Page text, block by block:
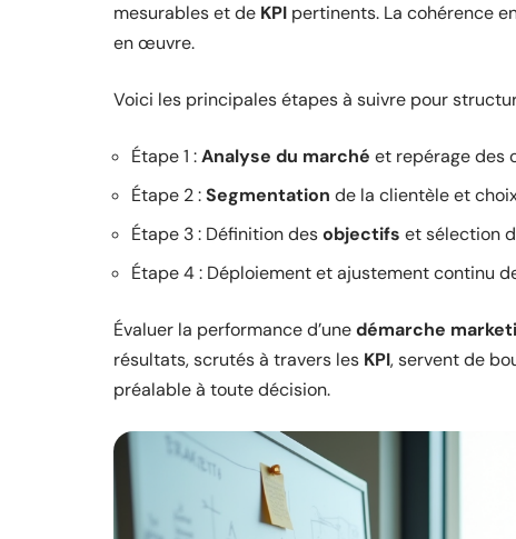
mesurables et de KPI pertinents. La cohérence
en œuvre.
Voici les principales étapes à suivre pour
Étape 1 :Analyse du marché et repérage des
Étape 2 :Segmentation de la clientèle et
Étape 3 : Définition desobjectifs et sélection
Étape 4 : Déploiement et ajustement continu
Évaluer la performance d’unedémarche
résultats, scrutés à travers les KPI, servent de
préalable à toute décision.